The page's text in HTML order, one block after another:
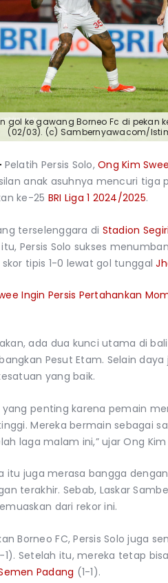
gol ke gawang Borneo Fc di pekan
(02/03). (c) Sambernyawacom/
Pelatih Persis Solo,Ong Kim
anak asuhnya mencuri tiga
ke-25 BRI Liga 1 2024/2025.
terselenggara di Stadion
Persis Solo sukses
tipis 1-0 lewat gol tunggal
Ingin Persis Pertahankan
ada dua kunci utama di
Pesut Etam. Selain daya
yang baik.
yang penting karena pemain
Mereka bermain sebagai
laga malam ini,” ujar Ong
itu juga merasa bangga
terakhir. Sebab, Laskar
dari rekor ini.
Borneo FC, Persis Solo juga
1). Setelah itu, mereka tetap
Padang (1-1).